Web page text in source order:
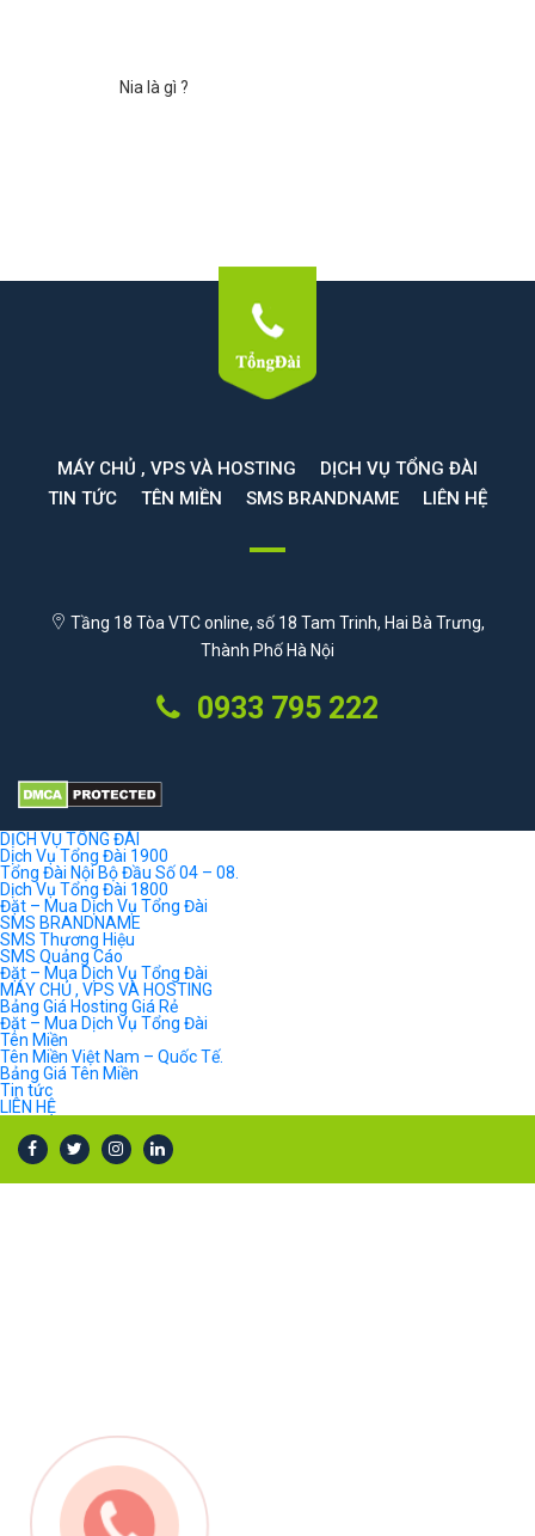
Nia là gì ?
MÁY CHỦ , VPS VÀ HOSTING
DỊCH VỤ TỔNG ĐÀI
TIN TỨC
TÊN MIỀN SMS BRANDNAME LIÊN HỆ
Tầng 18 Tòa VTC online, số 18 Tam Trinh, Hai Bà Trưng,
Thành Phố Hà Nội
0933 795 222
DỊCH VỤ TỔNG ĐÀI
Dịch Vụ Tổng Đài 1900
Tổng Đài Nội Bộ Đầu Số 04 – 08.
Dịch Vụ Tổng Đài 1800
Đặt – Mua Dịch Vụ Tổng Đài
SMS BRANDNAME
SMS Thương Hiệu
SMS Quảng Cáo
Đặt – Mua Dịch Vụ Tổng Đài
MÁY CHỦ , VPS VÀ HOSTING
Bảng Giá Hosting Giá Rẻ
Đặt – Mua Dịch Vụ Tổng Đài
Tên Miền
Tên Miền Việt Nam – Quốc Tế.
Bảng Giá Tên Miền
Tin tức
LIÊN HỆ